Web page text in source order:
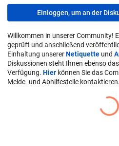
Einloggen, um an der
Willkommen in unserer Community!
geprüft und anschließend
Einhaltung unsererNetiquette und
Diskussionen steht Ihnen ebenso das
Verfügung. Hier können Sie das
Melde- und Abhilfestelle kontaktieren.